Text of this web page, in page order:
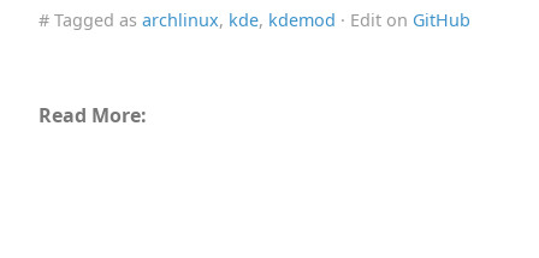
# Tagged as archlinux, kde, kdemod · Edit on GitHub
Read More: